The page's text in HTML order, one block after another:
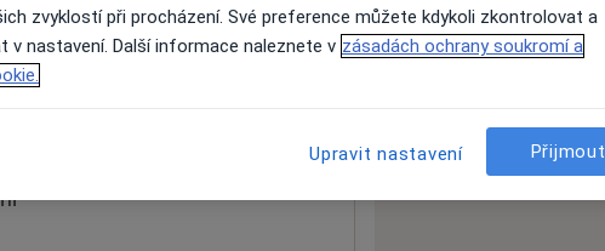
zvyklostí při procházení. Své preference můžete kdykoli zkontrolovat a
v nastavení. Další informace naleznete v zásadách ochrany soukromí a
Upravit nastavení Přijmout